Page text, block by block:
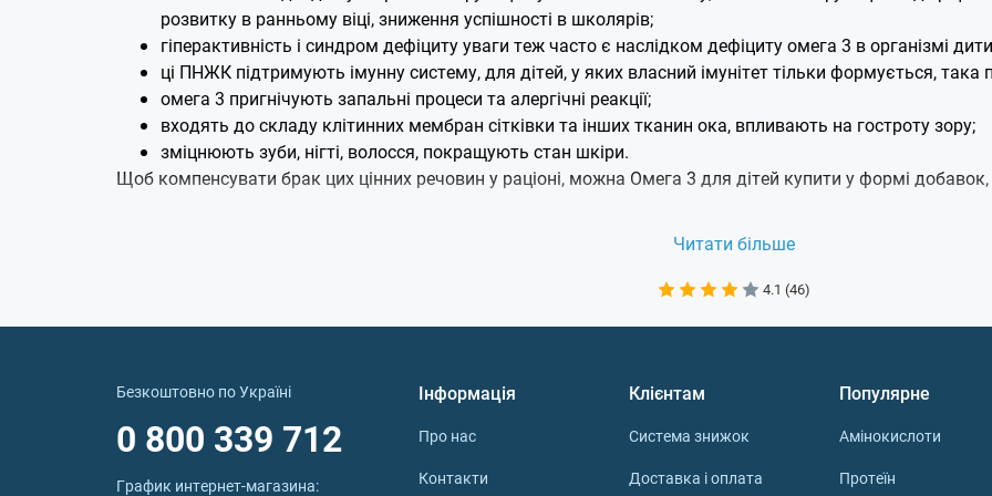
розвитку в ранньому віці, зниження успішності в школярів;
гіперактивність і синдром дефіциту уваги теж часто є наслідком дефіциту омега 3 в організмі
ці ПНЖК підтримують імунну систему, для дітей, у яких власний імунітет тільки формується,
омега 3 пригнічують запальні процеси та алергічні реакції;
входять до складу клітинних мембран сітківки та інших тканин ока, впливають на гостроту зору;
зміцнюють зуби, нігті, волосся, покращують стан шкіри.
Щоб компенсувати брак цих цінних речовин у раціоні, можна Омега 3 для дітей купити у формі добавок,
Чим відрізняється дитячий риб'ячий жир від дорослого?
Найчастіше омега 3 для дітей виготовляють з риб'ячого жиру, готові добавки виробники та продавці
зовсім правильно. Звичайний риб'ячий жир – це суміш різних жирних кислот, як ненасичених, так і
всього 15-25%. А саме омега 3 – найважливіша омега дитяча, інші види ненасичених жирних кислот
отримують з безпечної сировини (це може бути не печінка, а м'ясо жирних видів риби, криль, деякі
Дорослі омега 3 для дітей не підходять:
потреба в омега кислотах залежить від віку, дітям потрібне менша дозування;
найважливіші для людського організму жирні кислоти групи омега 3 – DHA (ДГК) і EPA(ЕПК). Для
співвідношення ЕПК:ДГК – 3:2 або 2:1). В організму, що зростає, вище потреба в DHA, тому в омега
Читати більше
4.1 (46)
Безкоштовно по Україні
0 800 339 712
График интернет‑магазина:
Інформація
Про нас
Контакти
Клієнтам
Система знижок
Доставка і оплата
Популярне
Амінокислоти
Протеїн